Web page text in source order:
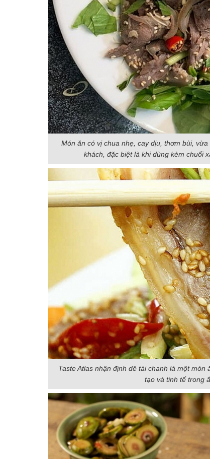
Món ăn có vị chua nhẹ, cay dịu, thơm bùi,
khách, đặc biệt là khi dùng kèm chuối
Taste Atlas nhận định dê tái chanh là một
tạo và tinh tế trong